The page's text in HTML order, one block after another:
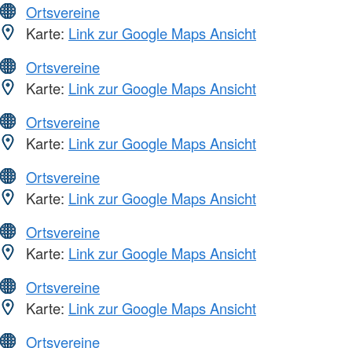
Ortsvereine
Karte: Link zur Google Maps Ansicht
Ortsvereine
Karte: Link zur Google Maps Ansicht
Ortsvereine
Karte: Link zur Google Maps Ansicht
Ortsvereine
Karte: Link zur Google Maps Ansicht
Ortsvereine
Karte: Link zur Google Maps Ansicht
Ortsvereine
Karte: Link zur Google Maps Ansicht
Ortsvereine